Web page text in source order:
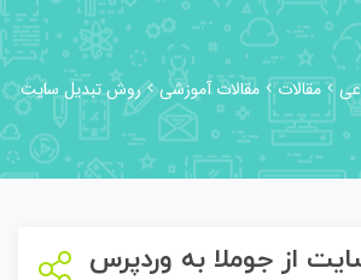
مقالات مقالات آموزشی
روش تبدیل سایت
از جوملا به وردپرس